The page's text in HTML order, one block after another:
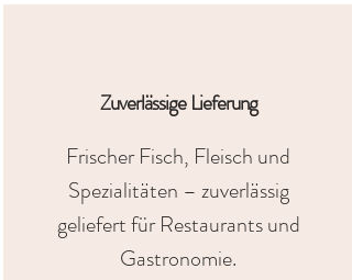
Zuverlässige Lieferung
Frischer Fisch, Fleisch und
Spezialitäten – zuverlässig
geliefert für Restaurants und
Gastronomie.